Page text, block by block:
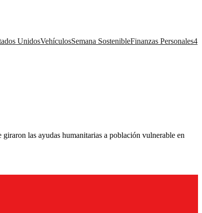
UnidosVehículosSemana SostenibleFinanzas Personales4
las ayudas humanitarias a población vulnerable en